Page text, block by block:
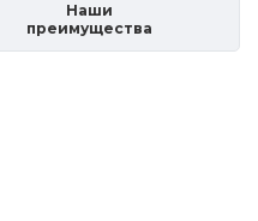
Наши
преимущества